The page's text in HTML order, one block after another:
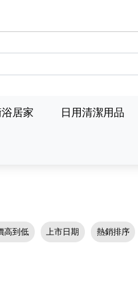
居家 日用清潔用品
高到低 上市日期 熱銷排序